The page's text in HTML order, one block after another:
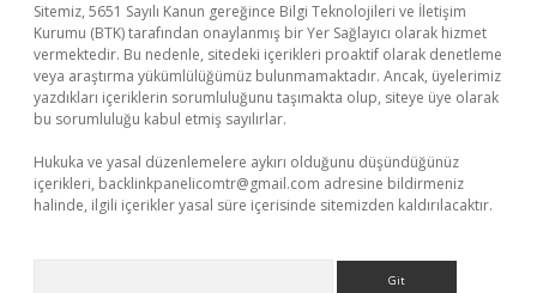
Sitemiz, 5651 Sayılı Kanun gereğince Bilgi Teknolojileri ve İletişim
Kurumu (BTK) tarafından onaylanmış bir Yer Sağlayıcı olarak hizmet
vermektedir. Bu nedenle, sitedeki içerikleri proaktif olarak denetleme
veya araştırma yükümlülüğümüz bulunmamaktadır. Ancak, üyelerimiz
yazdıkları içeriklerin sorumluluğunu taşımakta olup, siteye üye olarak
bu sorumluluğu kabul etmiş sayılırlar.
Hukuka ve yasal düzenlemelere aykırı olduğunu düşündüğünüz
içerikleri, backlinkpanelicomtr@gmail.com adresine bildirmeniz
halinde, ilgili içerikler yasal süre içerisinde sitemizden kaldırılacaktır.